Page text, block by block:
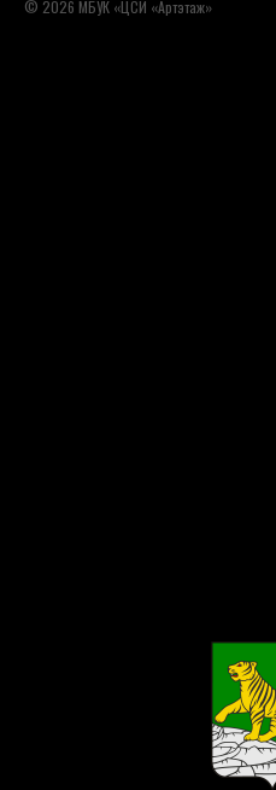
© 2026 МБУК «ЦСИ «Артэтаж»